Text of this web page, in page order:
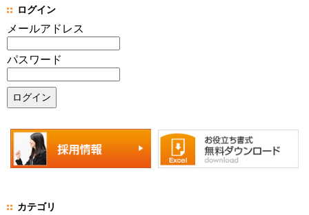
ログイン
メールアドレス
パスワード
カテゴリ